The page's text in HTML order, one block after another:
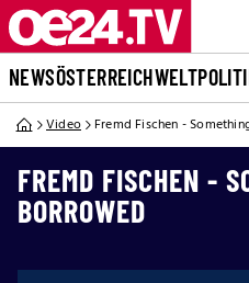
NEWSÖSTERREICHWELT
Video Fremd Fischen -
FREMD FISCHEN -
BORROWED